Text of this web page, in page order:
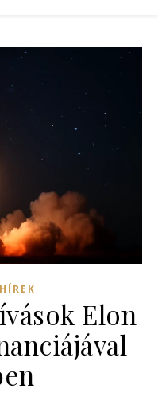
HÍREK
Elon